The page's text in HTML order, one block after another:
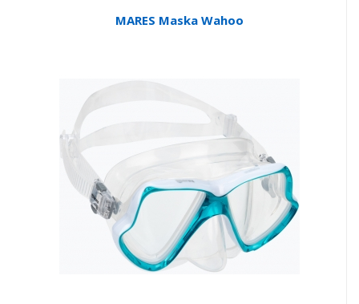
MARES Maska Wahoo